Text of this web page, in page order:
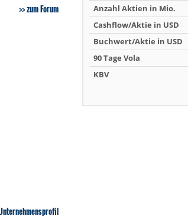
zum Forum
Anzahl Aktien in Mio.
Cashflow/Aktie in USD
Buchwert/Aktie in USD
90 Tage Vola
KBV